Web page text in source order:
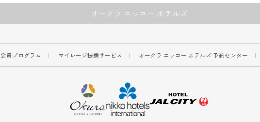
オークラ ニッコー ホテルズ
会員プログラム マイレージ提携サービス オークラ ニッコー ホテルズ 予約センター